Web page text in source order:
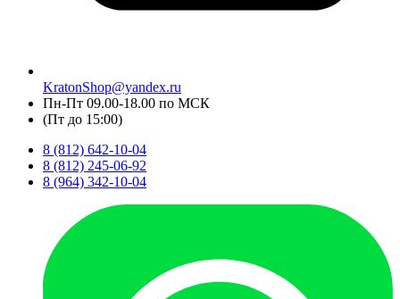
KratonShop@yandex.ru
Пн-Пт 09.00-18.00 по МСК
(Пт до 15:00)
8 (812) 642-10-04
8 (812) 245-06-92
8 (964) 342-10-04